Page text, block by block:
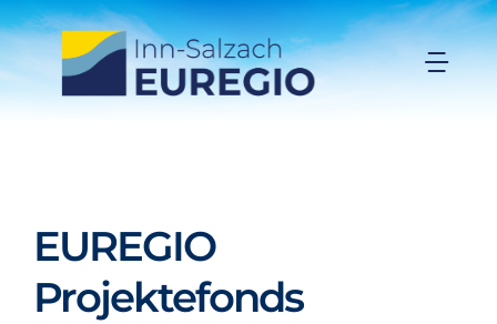
Zum
Inhalt
springen
Projekte
EUREGIO
Projektefonds